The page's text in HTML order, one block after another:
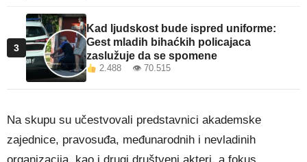
3
Kad ljudskost bude ispred uniforme:
Gest mladih bihaćkih policajaca
zaslužuje da se spomene
2.488 👁 70.515
Na skupu su učestvovali predstavnici akademske
zajednice, pravosuđa, međunarodnih i nevladinih